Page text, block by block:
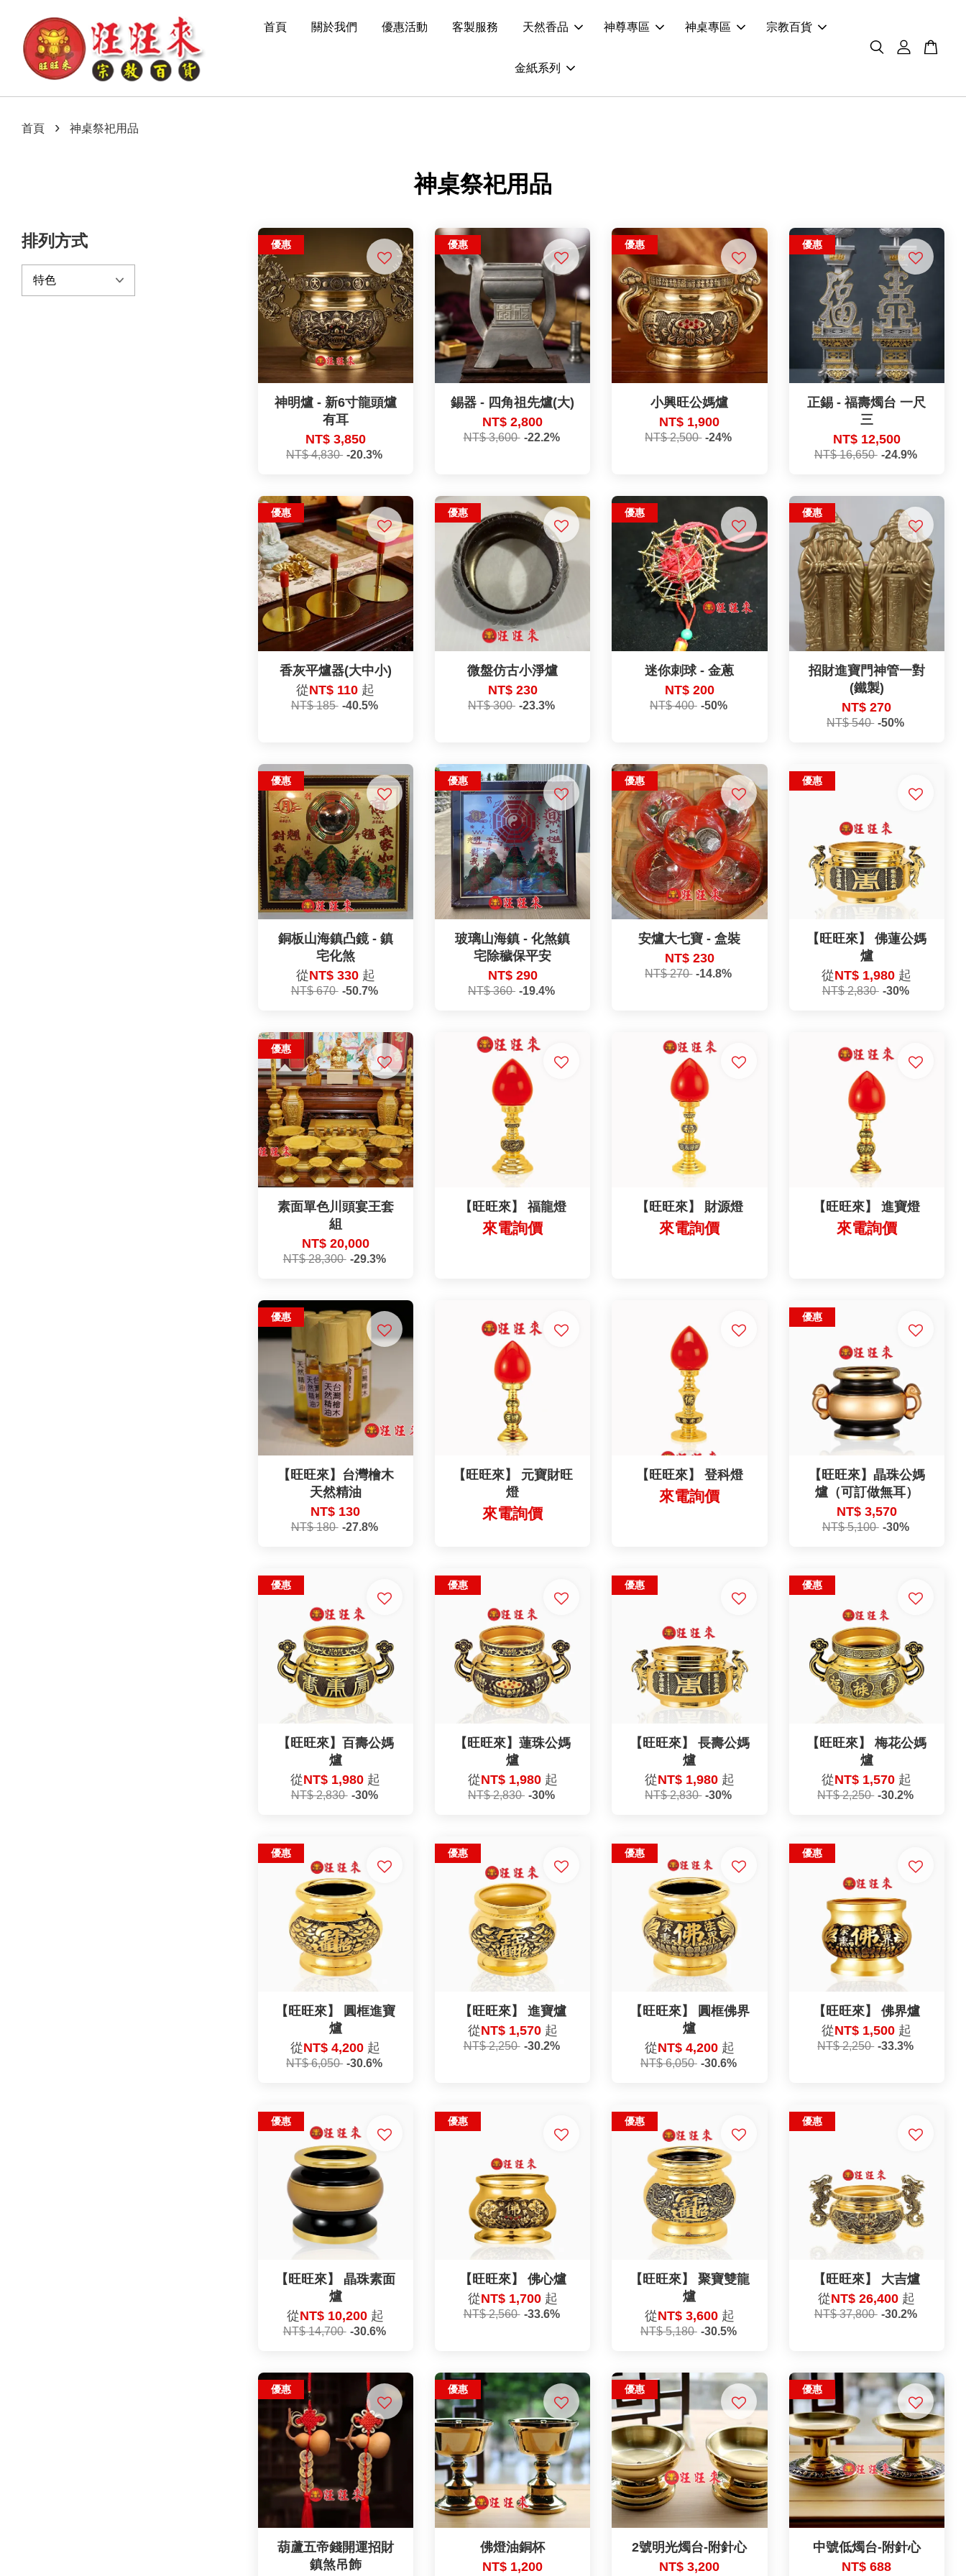
首頁 關於我們 優惠活動 客製服務 天然香品 神尊專區 神桌專區 宗教百貨
金紙系列
首頁 › 神桌祭祀用品
神桌祭祀用品
排列方式 優惠
神明爐 - 新6寸龍頭爐
有耳
NT$ 3,850
NT$ 4,830 -20.3%
優惠
錫器 - 四角祖先爐(大)
NT$ 2,800
NT$ 3,600 -22.2%
優惠
小興旺公媽爐
NT$ 1,900
NT$ 2,500 -24%
優惠
正錫 - 福壽燭台 一尺
三
NT$ 12,500
NT$ 16,650 -24.9%
優惠
香灰平爐器(大中小)
從NT$ 110 起
NT$ 185 -40.5%
優惠
微盤仿古小淨爐
NT$ 230
NT$ 300 -23.3%
優惠
迷你刺球 - 金蔥
NT$ 200
NT$ 400 -50%
優惠
招財進寶門神管一對
(鐵製)
NT$ 270
NT$ 540 -50%
優惠
銅板山海鎮凸鏡 - 鎮
宅化煞
從NT$ 330 起
NT$ 670 -50.7%
優惠
玻璃山海鎮 - 化煞鎮
宅除穢保平安
NT$ 290
NT$ 360 -19.4%
優惠
安爐大七寶 - 盒裝
NT$ 230
NT$ 270 -14.8%
優惠
【旺旺來】 佛蓮公媽
爐
從NT$ 1,980 起
NT$ 2,830 -30%
優惠
素面單色川頭宴王套
組
NT$ 20,000
NT$ 28,300 -29.3%
【旺旺來】 福龍燈
來電詢價
【旺旺來】 財源燈
來電詢價
【旺旺來】 進寶燈
來電詢價
優惠
【旺旺來】台灣檜木
天然精油
NT$ 130
NT$ 180 -27.8%
【旺旺來】 元寶財旺
燈
來電詢價
【旺旺來】 登科燈
來電詢價
優惠
【旺旺來】晶珠公媽
爐（可訂做無耳）
NT$ 3,570
NT$ 5,100 -30%
優惠
【旺旺來】百壽公媽
爐
從NT$ 1,980 起
NT$ 2,830 -30%
優惠
【旺旺來】蓮珠公媽
爐
從NT$ 1,980 起
NT$ 2,830 -30%
優惠
【旺旺來】 長壽公媽
爐
從NT$ 1,980 起
NT$ 2,830 -30%
優惠
【旺旺來】 梅花公媽
爐
從NT$ 1,570 起
NT$ 2,250 -30.2%
優惠
【旺旺來】 圓框進寶
爐
從NT$ 4,200 起
NT$ 6,050 -30.6%
優惠
【旺旺來】 進寶爐
從NT$ 1,570 起
NT$ 2,250 -30.2%
優惠
【旺旺來】 圓框佛界
爐
從NT$ 4,200 起
NT$ 6,050 -30.6%
優惠
【旺旺來】 佛界爐
從NT$ 1,500 起
NT$ 2,250 -33.3%
優惠
【旺旺來】 晶珠素面
爐
從NT$ 10,200 起
NT$ 14,700 -30.6%
優惠
【旺旺來】 佛心爐
從NT$ 1,700 起
NT$ 2,560 -33.6%
優惠
【旺旺來】 聚寶雙龍
爐
從NT$ 3,600 起
NT$ 5,180 -30.5%
優惠
【旺旺來】 大吉爐
從NT$ 26,400 起
NT$ 37,800 -30.2%
優惠
葫蘆五帝錢開運招財
鎮煞吊飾
優惠
佛燈油銅杯
NT$ 1,200
優惠
2號明光燭台-附針心
NT$ 3,200
優惠
中號低燭台-附針心
NT$ 688